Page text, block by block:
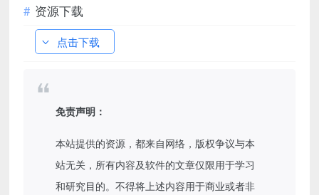
资源下载
点击下载
免责声明：
本站提供的资源，都来自网络，版权争议与本
站无关，所有内容及软件的文章仅限用于学习
和研究目的。不得将上述内容用于商业或者非